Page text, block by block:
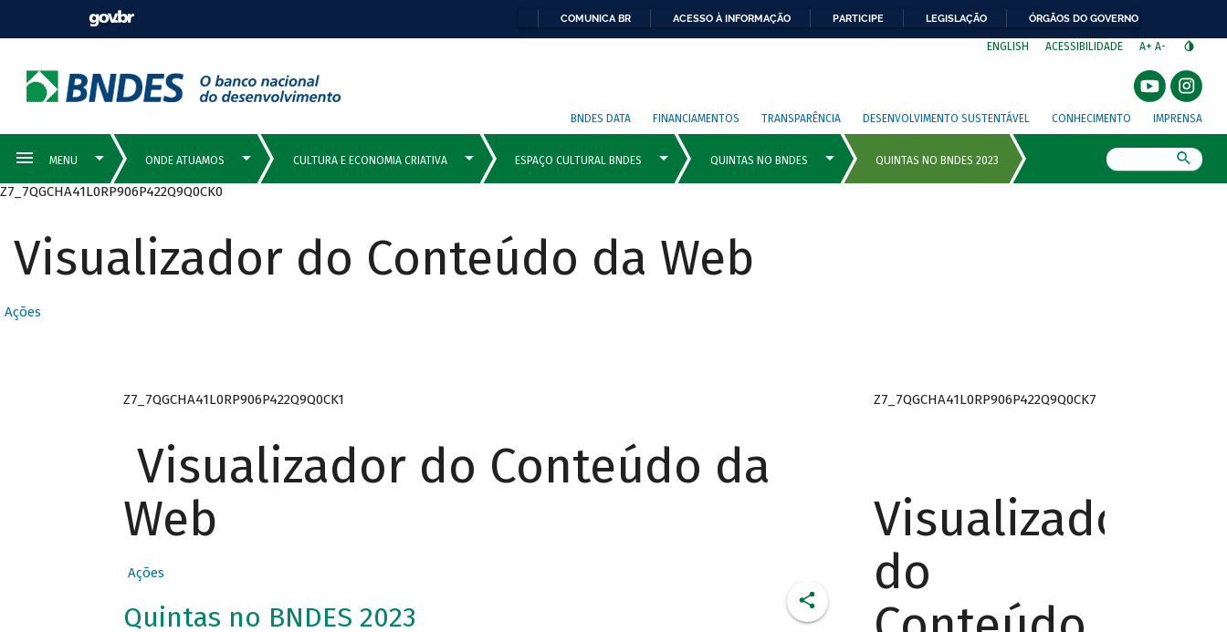
COMUNICA BR ACESSO À INFORMAÇÃO PARTICIPE LEGISLAÇÃO ÓRGÃOS DO GOVERNO
ENGLISH ACESSIBILIDADE A+ A-
BNDES DATA FINANCIAMENTOS TRANSPARÊNCIA DESENVOLVIMENTO SUSTENTÁVEL CONHECIMENTO IMPRENSA
Z7_7QGCHA41L0RP906P422Q9Q0CK0
Visualizador do Conteúdo da Web
Ações
Z7_7QGCHA41L0RP906P422Q9Q0CK1
Visualizador do Conteúdo da
Web
Ações
Quintas no BNDES 2023
Z7_7QGCHA41L0RP906P422Q9Q0CK7
Visualizador
do